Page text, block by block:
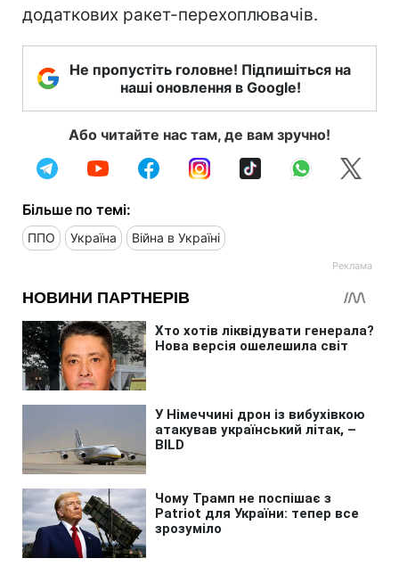
додаткових ракет-перехоплювачів.
Не пропустіть головне! Підпишіться на
наші оновлення в Google!
Або читайте нас там, де вам зручно!
Більше по темі:
ППО Україна Війна в Україні